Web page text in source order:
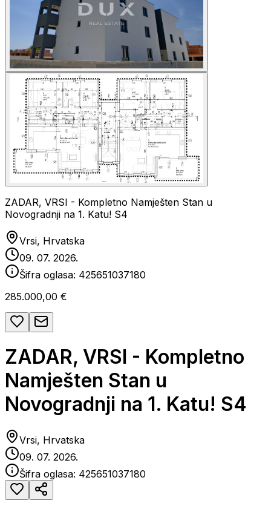
ZADAR, VRSI - Kompletno Namješten Stan u
Novogradnji na 1. Katu! S4
Vrsi, Hrvatska
09. 07. 2026.
Šifra oglasa: 425651037180
285.000,00 €
ZADAR, VRSI - Kompletno
Namješten Stan u
Novogradnji na 1. Katu! S4
Vrsi, Hrvatska
09. 07. 2026.
Šifra oglasa: 425651037180